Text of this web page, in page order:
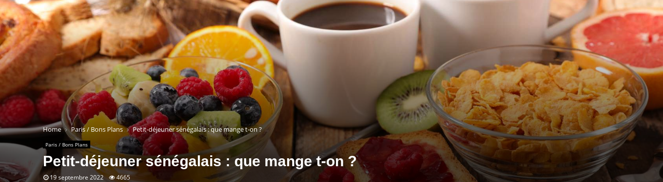
Home Paris / Bons Plans Petit-déjeuner sénégalais : que mange t-on ?
Paris / Bons Plans
Petit-déjeuner sénégalais : que mange t-on ?
19 septembre 2022 4665